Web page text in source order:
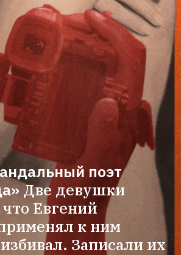
поэт
Две девушки
Евгений
к ним
Записали их